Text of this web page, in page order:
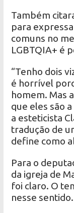
Também
para
comuns no
LGBTQIA+ é
“Tenho dois
é horrível
homem. Mas
que eles são
a esteticista
tradução de
define como
Para o
da igreja de
foi claro. O
nesse sentido.